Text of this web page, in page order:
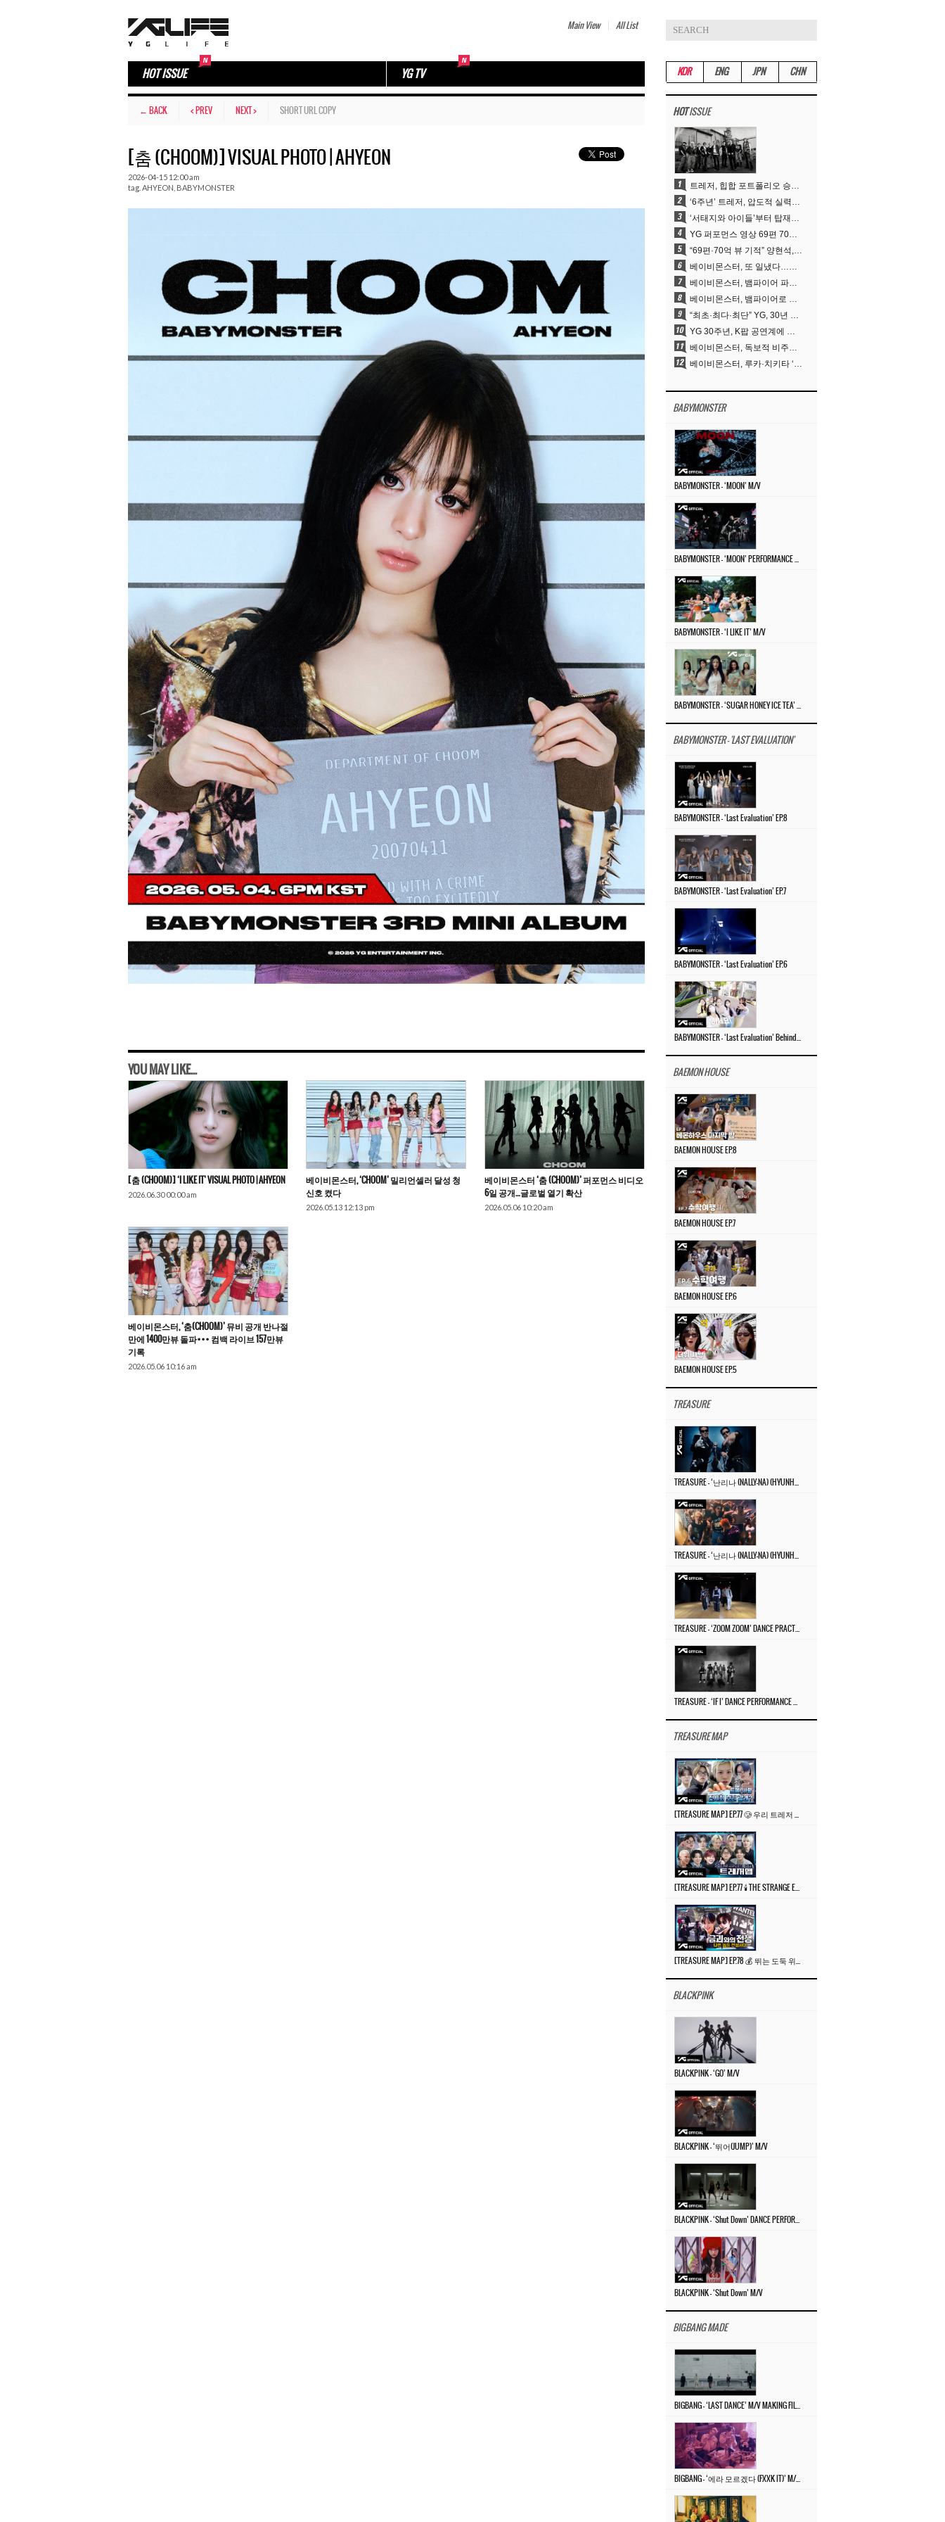
Main View All List
HOT ISSUE YG TV
← BACK < PREV NEXT > SHORT URL COPY
[춤 (CHOOM)] VISUAL PHOTO | AHYEON
2026-04-15 12:00 am
tag. AHYEON BABYMONSTER
YOU MAY LIKE...
[춤 (CHOOM)] ‘I LIKE IT’ VISUAL PHOTO | AHYEON
2026.06.30 00:00 am
베이비몬스터, ‘CHOOM’ 밀리언셀러 달성 청
신호 켰다
2026.05.13 12:13 pm
베이비몬스터 ‘춤 (CHOOM)’ 퍼포먼스 비디오
6일 공개…글로벌 열기 확산
2026.05.06 10:20 am
베이비몬스터, ‘춤(CHOOM)’ 뮤비 공개 반나절
만에 1400만뷰 돌파••• 컴백 라이브 157만뷰
기록
2026.05.06 10:16 am
KOR ENG JPN CHN
HOTISSUE
트레저, 힙합 포트폴리오 승부수 통했다…데뷔 6주년 새 도약
‘6주년’ 트레저, 압도적 실력으로 증명한 ‘YG의 보물’ 진가
‘서태지와 아이들’부터 탑재한 안무DNA…양현석, YG 퍼포먼스 비디오 70억 뷰 신화의 시작
YG 퍼포먼스 영상 69편 70억뷰…양현석 제작 철학 통했다
“69편·70억 뷰 기적” 양현석, YG 퍼포먼스 비디오 100% 직접 만든 이유
베이비몬스터, 또 일냈다…유튜브 월드와이드 1위
베이비몬스터, 뱀파이어 파격 변신..유튜브 트렌딩 1위 직행
베이비몬스터, 뱀파이어로 변신…‘MOON’으로 찍은 3개월 프로젝트
“최초·최다·최단” YG, 30년 뚝심이 빚어낸 K팝 투어의 새 지평
YG 30주년, K팝 공연계에 어떤 것을 남겼나
베이비몬스터, 독보적 비주얼과 압도적 소화력..’MOON’
베이비몬스터, 루카·치키타 ‘문’ 비주얼 공개…절제된 카리스마·유니크 비주얼
BABYMONSTER
BABYMONSTER – ‘MOON’ M/V
BABYMONSTER – ‘I LIKE IT’ M/V
BABYMONSTER - 'LAST EVALUATION'
BABYMONSTER – ‘Last Evaluation’ EP.8
BABYMONSTER – ‘Last Evaluation’ EP.7
BABYMONSTER – ‘Last Evaluation’ EP.6
BAEMON HOUSE
BAEMON HOUSE EP.8
BAEMON HOUSE EP.7
BAEMON HOUSE EP.6
BAEMON HOUSE EP.5
TREASURE
TREASURE MAP
BLACKPINK
BLACKPINK – ‘GO’ M/V
BLACKPINK – ‘뛰어(JUMP)’ M/V
BLACKPINK – ‘Shut Down’ M/V
BIGBANG MADE